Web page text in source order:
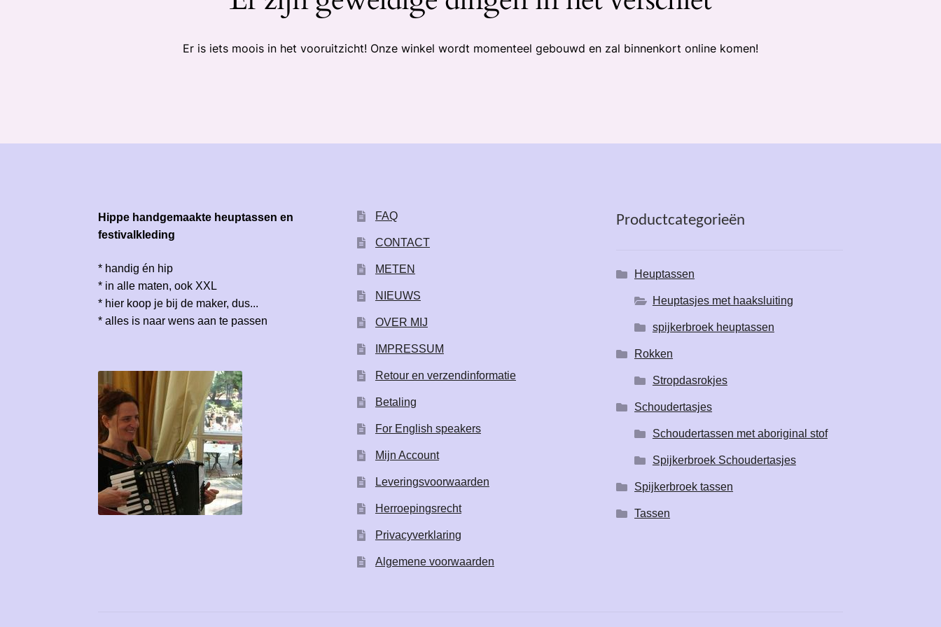
Er is iets moois in het vooruitzicht! Onze winkel wordt momenteel gebouwd en zal binnenkort online komen!
Hippe handgemaakte heuptassen en
festivalkleding
* handig én hip
* in alle maten, ook XXL
* hier koop je bij de maker, dus...
* alles is naar wens aan te passen
FAQ
CONTACT
METEN
NIEUWS
OVER MIJ
IMPRESSUM
Retour en verzendinformatie
Betaling
For English speakers
Mijn Account
Leveringsvoorwaarden
Herroepingsrecht
Privacyverklaring
Algemene voorwaarden
Productcategorieën
Heuptassen
Heuptasjes met haaksluiting
spijkerbroek heuptassen
Rokken
Stropdasrokjes
Schoudertasjes
Schoudertassen met aboriginal stof
Spijkerbroek Schoudertasjes
Spijkerbroek tassen
Tassen